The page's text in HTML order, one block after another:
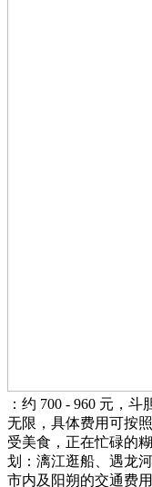
：约 700 - 960 元，
无限，具体费用可按
受美食，正在忙碌的
划：漓江逛船、遇龙
市内及阳朔的交通费